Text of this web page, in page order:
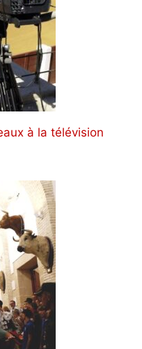
à la télévision